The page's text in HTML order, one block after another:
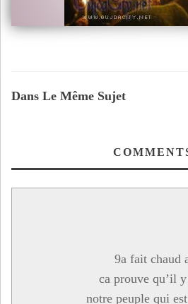
Dans Le Même Sujet
9a fait chaud
ca prouve qu’il
notre peuple qui